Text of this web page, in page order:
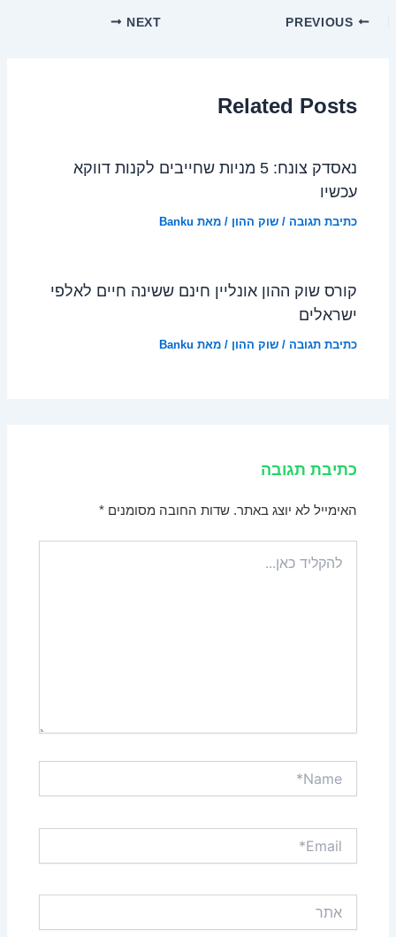
NEXT
Related Posts
נאסדק צונח: 5 מניות שחייבים לקנות דווקא
עכשיו
כתיבת תגובה /שוק ההון / מאת Banku
קורס שוק ההון אונליין חינם ששינה חיים לאלפי
ישראלים
כתיבת תגובה /שוק ההון / מאת Banku
כתיבת תגובה
האימייל לא יוצג באתר. שדות החובה מסומנים*
כאן...